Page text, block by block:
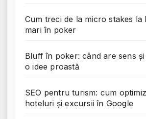
Cum treci de la micro stakes la
mari în poker
Bluff în poker: când are sens și
o idee proastă
SEO pentru turism: cum
hoteluri și excursii în Google